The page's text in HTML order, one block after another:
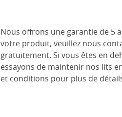
Nous offrons une garantie de 5
votre produit, veuillez nous
gratuitement. Si vous êtes en
essayons de maintenir nos lits
et conditions pour plus de